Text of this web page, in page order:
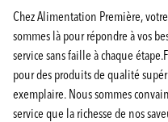
Chez Alimentation Première,
sommes là pour répondre à vos
service sans faille à chaque
pour des produits de qualité
exemplaire. Nous sommes
service que la richesse de nos